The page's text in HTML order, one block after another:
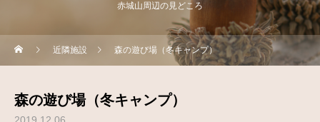
赤城山周辺の見どころ
近隣施設 森の遊び場（冬キャンプ）
森の遊び場（冬キャンプ）